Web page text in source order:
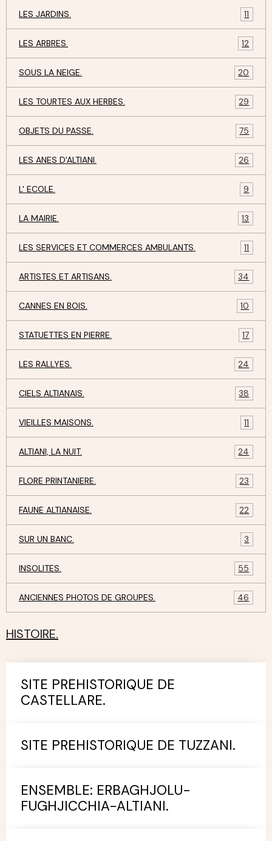
LES JARDINS. 11
LES ARBRES. 12
SOUS LA NEIGE. 20
LES TOURTES AUX HERBES. 29
OBJETS DU PASSE. 75
LES ANES D'ALTIANI. 26
L' ECOLE. 9
LA MAIRIE. 13
LES SERVICES ET COMMERCES AMBULANTS. 11
ARTISTES ET ARTISANS. 34
CANNES EN BOIS. 10
STATUETTES EN PIERRE. 17
LES RALLYES. 24
CIELS ALTIANAIS. 38
VIEILLES MAISONS. 11
ALTIANI, LA NUIT. 24
FLORE PRINTANIERE. 23
FAUNE ALTIANAISE. 22
SUR UN BANC. 3
INSOLITES. 55
ANCIENNES PHOTOS DE GROUPES. 46
HISTOIRE.
SITE PREHISTORIQUE DE
CASTELLARE.
SITE PREHISTORIQUE DE TUZZANI.
ENSEMBLE: ERBAGHJOLU-
FUGHJICCHIA-ALTIANI.